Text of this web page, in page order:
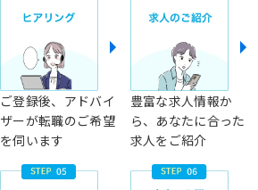
ご登録後、アドバイ
ザーが転職のご希望
を伺います
豊富な求人情報か
ら、あなたに合った
求人をご紹介